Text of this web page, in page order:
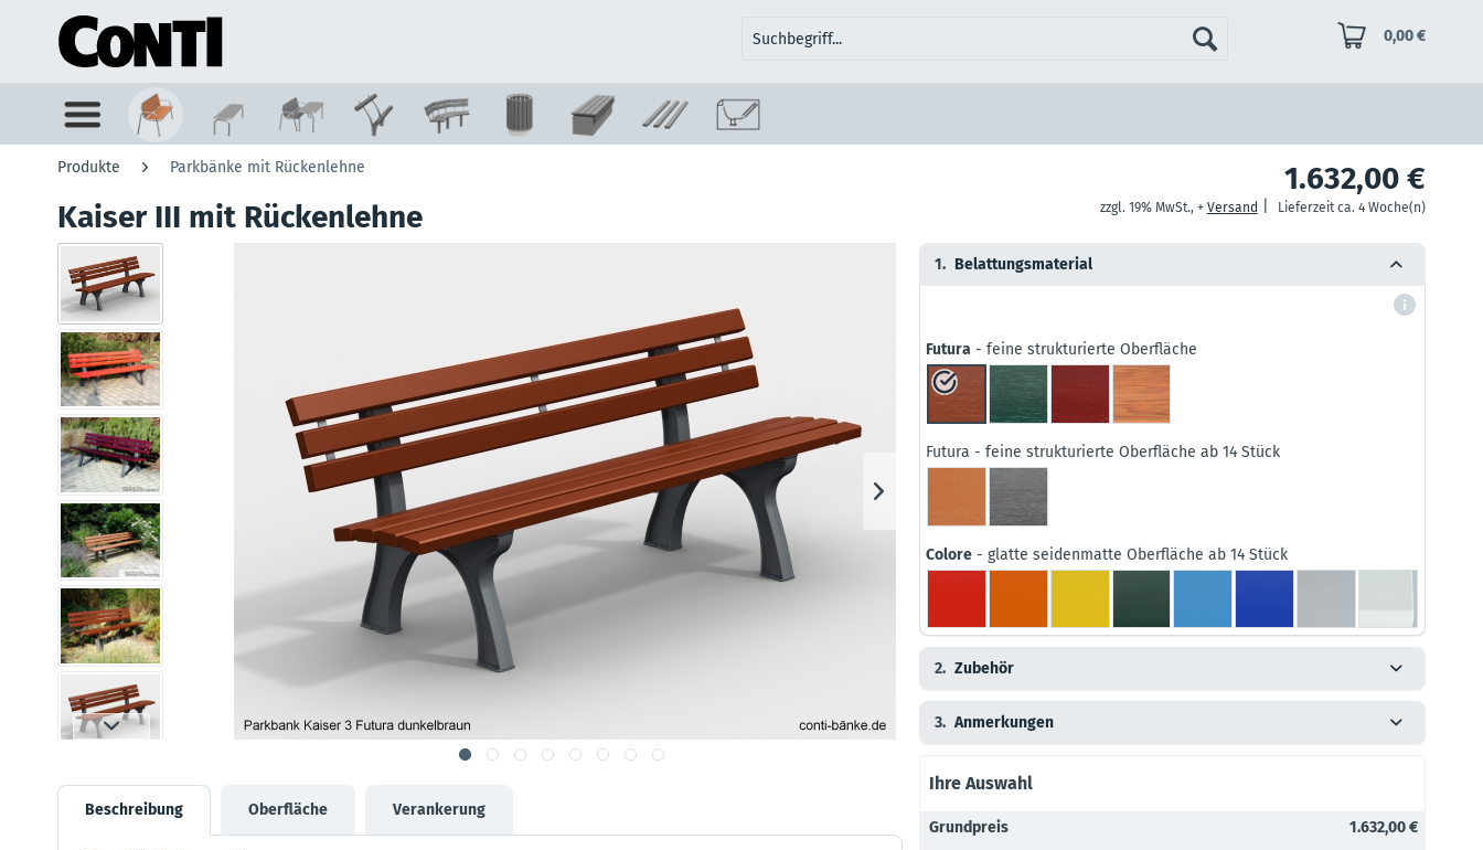
0,00 €
Produkte Parkbänke mit Rückenlehne
Kaiser III mit Rückenlehne
1.632,00 €
zzgl. 19% MwSt., + Versand Lieferzeit ca. 4 Woche(n)
1. Belattungsmaterial
Futura - feine strukturierte Oberfläche
Futura - feine strukturierte Oberfläche ab 14 Stück
Colore - glatte seidenmatte Oberfläche ab 14 Stück
2. Zubehör
3. Anmerkungen
Ihre Auswahl
Grundpreis 1.632,00 €
Beschreibung Oberfläche Verankerung